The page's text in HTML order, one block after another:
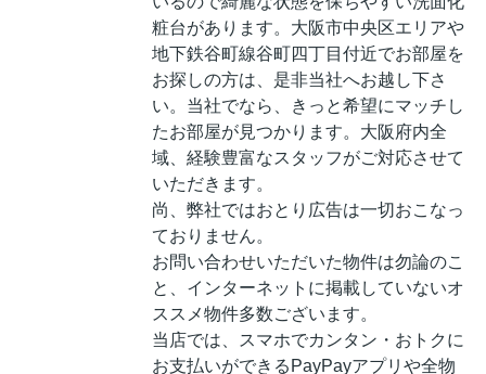
粧台があります。大阪市中央区エリアや
地下鉄谷町線谷町四丁目付近でお部屋を
お探しの方は、是非当社へお越し下さ
い。当社でなら、きっと希望にマッチし
たお部屋が見つかります。大阪府内全
域、経験豊富なスタッフがご対応させて
いただきます。
尚、弊社ではおとり広告は一切おこなっ
ておりません。
お問い合わせいただいた物件は勿論のこ
と、インターネットに掲載していないオ
ススメ物件多数ございます。
当店では、スマホでカンタン・おトクに
お支払いができるPayPayアプリや全物